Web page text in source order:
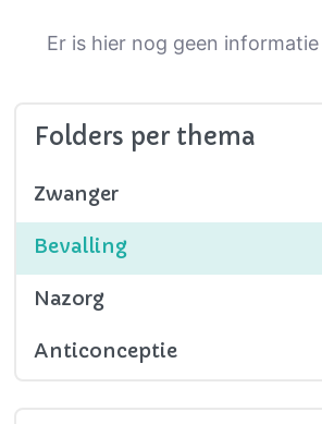
Er is hier nog geen
Folders per thema
Zwanger
Bevalling
Nazorg
Anticonceptie